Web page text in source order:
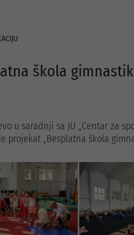
škola
u saradnji sa JU „Centar za
projekat „Besplatna škola